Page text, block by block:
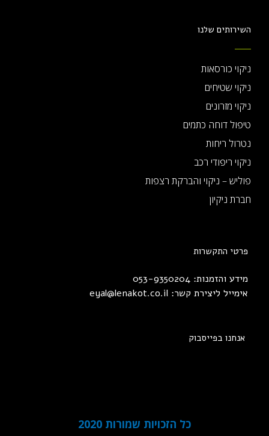
השירותים שלנו
ניקוי כורסאות
ניקוי שטיחים
ניקוי מזרונים
טיפול דוחה כתמים
נטרול ריחות
ניקוי ריפודי רכב
פוליש – ניקוי והברקת רצפות
חברת ניקיון
פרטי התקשרות
מידע והזמנות: 053-9350204
אימייל ליצירת קשר: eyal@lenakot.co.il
אנחנו בפייסבוק
כל הזכויות שמורות 2020